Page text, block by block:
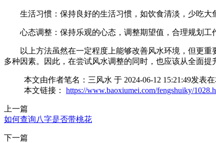
生活习惯：保持良好的生活习惯，如饮食清淡，少吃
心态调整：保持乐观的心态，调整期望值，合理规划工
以上方法虽然在一定程度上能够改善风水环境，但更
多种因素。因此，在尝试风水调整的同时，也应该从全面提
本文由作者笔名：三风水 于 2024-06-12 15:21:49发表
本文链接： https://www.baoxiumei.com/fengshuiky/
上一篇
如何查询八字是否带桃花
下一篇